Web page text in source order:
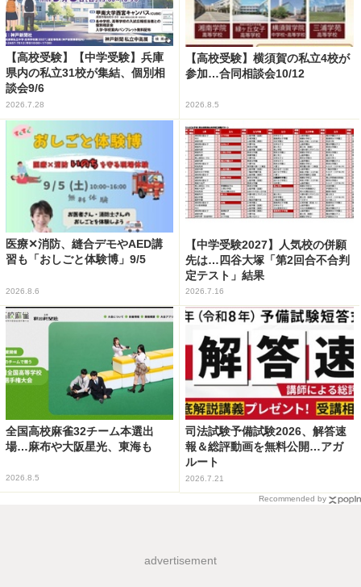
【高校受験】【中学受験】兵庫
県内の私立31校が集結、個別相
談会9/6
2026.7.28
【高校受験】横須賀の私立4校が
参加…合同相談会10/12
2026.8.5
医療✕消防、縫合デモやAED講
習も「おしごと体験博」9/5
2026.8.6
【中学受験2027】人気校の併願
先は…四谷大塚「第2回合不合判
定テスト」結果
2026.7.16
全国高校麻雀32チーム本選出
場…麻布や大阪星光、東海も
2026.8.5
司法試験予備試験2026、解答速
報＆総評動画を無料公開…アガ
ルート
2026.7.21
Recommended by
advertisement